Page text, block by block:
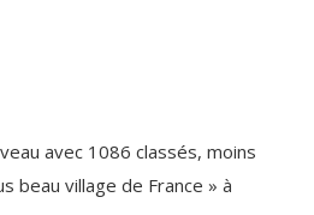
avec 1086 classés, moins
beau village de France » à